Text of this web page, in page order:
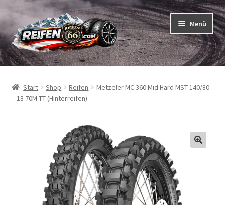
Zur
Navigation
springen
Zum
Inhalt
springen
Menü
Reifen
Schläuche
Reifentests
Start Shop Reifen
Metzeler MC 360 Mid Hard MST 140/80
– 18 70M TT (Hinterreifen)